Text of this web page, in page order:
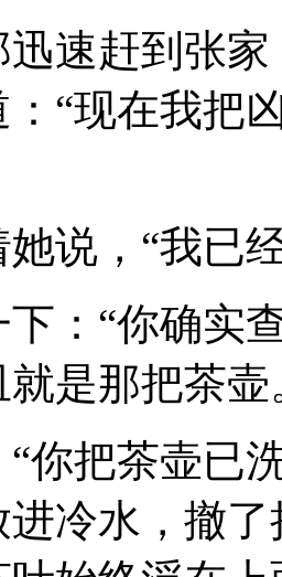
速赶到张
“现在我把
说，“我已
：“你确实
是那把茶壶
你把茶壶已
冷水，撤